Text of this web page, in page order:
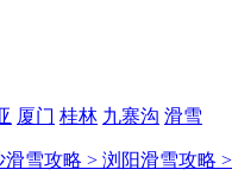
厦门 桂林 九寨沟 滑雪
滑雪攻略 > 浏阳滑雪攻略 >